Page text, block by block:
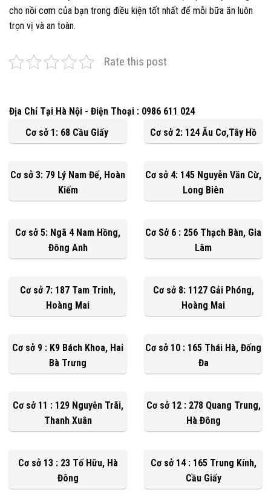
cho nồi cơm của bạn trong điều kiện tốt nhất để mỗi bữa ăn luôn
trọn vị và an toàn.
Rate this post
Địa Chỉ Tại Hà Nội - Điện Thoại : 0986 611 024
Cơ sở 1: 68 Cầu Giấy
Cơ sở 2: 124 Âu Cơ,Tây Hồ
Cơ sở 3: 79 Lý Nam Đế, Hoàn
Kiếm
Cơ sở 4: 145 Nguyễn Văn Cừ,
Long Biên
Cơ sở 5: Ngã 4 Nam Hồng,
Đông Anh
Cơ Sở 6 : 256 Thạch Bàn, Gia
Lâm
Cơ sở 7: 187 Tam Trinh,
Hoàng Mai
Cơ sở 8: 1127 Gải Phóng,
Hoàng Mai
Cơ sở 9 : K9 Bách Khoa, Hai
Bà Trưng
Cơ sở 10 : 165 Thái Hà, Đống
Đa
Cơ sở 11 : 129 Nguyễn Trãi,
Thanh Xuân
Cơ sở 12 : 278 Quang Trung,
Hà Đông
Cơ sở 13 : 23 Tố Hữu, Hà
Đông
Cơ sở 14 : 165 Trung Kính,
Cầu Giấy